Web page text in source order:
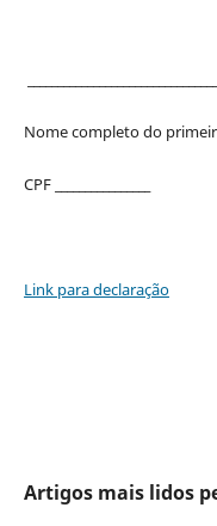
Nome completo do
CPF ________________
Link para declaração
Artigos mais lidos